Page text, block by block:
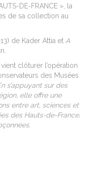
DE-FRANCE », la
de sa collection au
de Kader Attia et A
clôturer l’opération
des Musées
s’appuyant sur des
elle offre une
entre art, sciences et
des Hauts-de-France,